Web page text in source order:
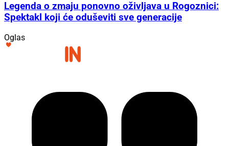
Legenda o zmaju ponovno oživljava u Rogoznici:
Spektakl koji će oduševiti sve generacije
Oglas